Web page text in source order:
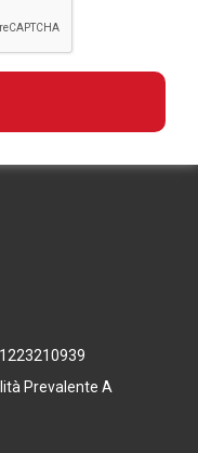
Prevalente A